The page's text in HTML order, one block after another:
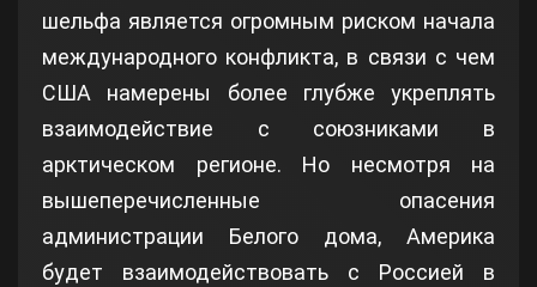
шельфа является огромным риском начала
международного конфликта, в связи с чем
США намерены более глубже укреплять
взаимодействие с союзниками в
арктическом регионе. Но несмотря на
вышеперечисленные опасения
администрации Белого дома, Америка
будет взаимодействовать с Россией в